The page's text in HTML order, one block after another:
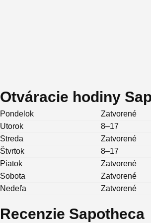
Otváracie hodiny
Pondelok
Zatvorené
Utorok
8–17
Streda
Zatvorené
Štvrtok
8–17
Piatok
Zatvorené
Sobota
Zatvorené
Nedeľa
Zatvorené
Recenzie Sapotheca